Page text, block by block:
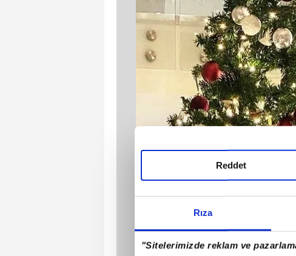
Rıza
"Sitelerimizde reklam ve
Reddet